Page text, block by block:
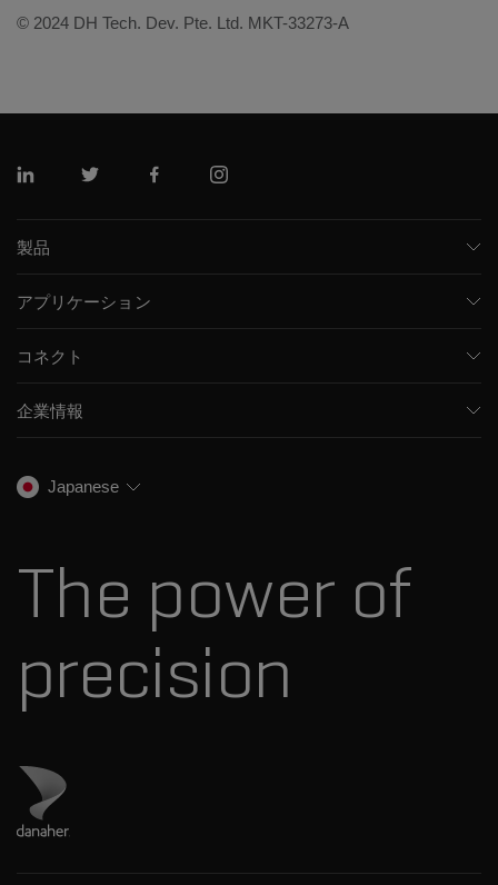
© 2024 DH Tech. Dev. Pte. Ltd. MKT-33273-A
リンクトインツイッターフェイスブックインスタグラム
製品
キャピラリー電気泳動機器
統合ソリューション
スペクトルライブラリ
アプリケーション
環境分析
法医学ソリューション
コネクト
トレーニング
キャリア
企業情報
プレスリリース
Japanese
The power of
precision
ダナハーのサイトにアクセス